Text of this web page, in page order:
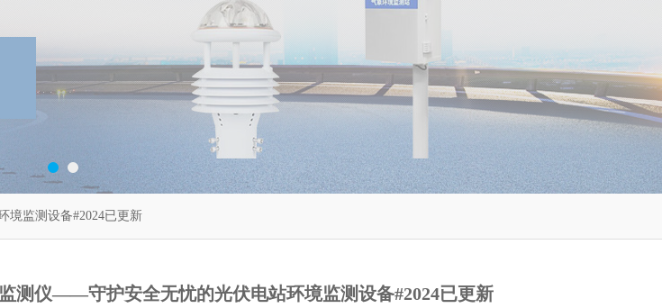
监测设备#2024已更新
测仪——守护安全无忧的光伏电站环境监测设备#2024已更新